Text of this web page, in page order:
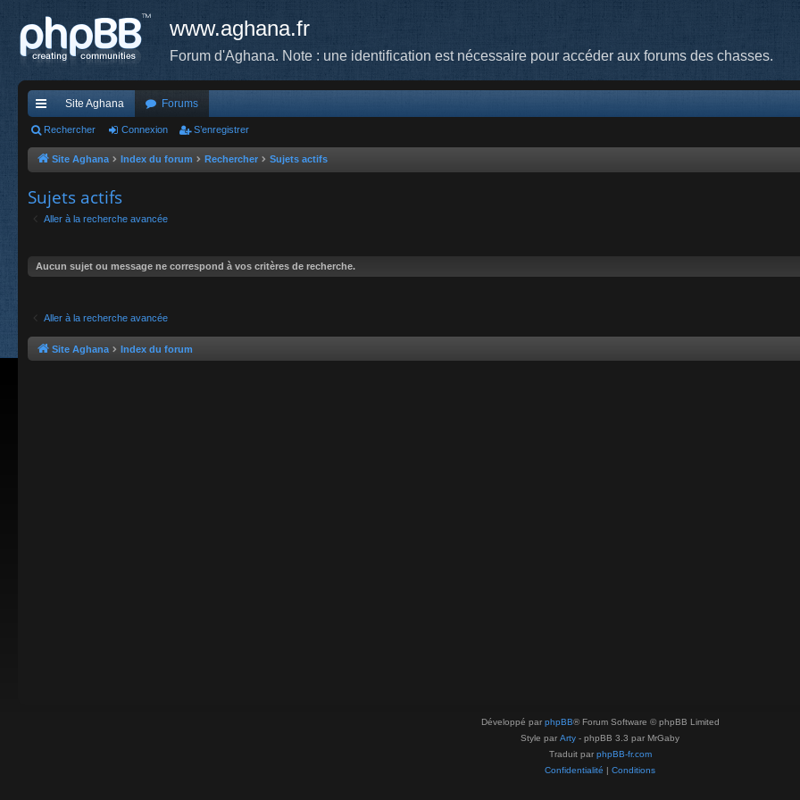
www.aghana.fr
Forum d'Aghana. Note : une identification est nécessaire pour accéder aux forums des chasses.
cc
ès
Site Aghana Forums
Rechercher Connexion S’enregistrer
Site Aghana Index du forum Rechercher Sujets actifs
Sujets actifs
Aller à la recherche avancée
Aucun sujet ou message ne correspond à vos critères de recherche.
Aller à la recherche avancée
Site Aghana Index du forum
Développé par phpBB® Forum Software © phpBB Limited
Style par Arty - phpBB 3.3 par MrGaby
Traduit par phpBB-fr.com
Confidentialité | Conditions